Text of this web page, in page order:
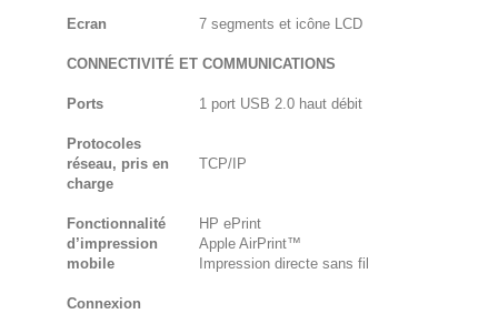
Ecran 7 segments et icône LCD
CONNECTIVITÉ ET COMMUNICATIONS
Ports 1 port USB 2.0 haut débit
Protocoles
réseau, pris en
charge
TCP/IP
Fonctionnalité
d’impression
mobile
HP ePrint
Apple AirPrint™
Impression directe sans fil
Connexion